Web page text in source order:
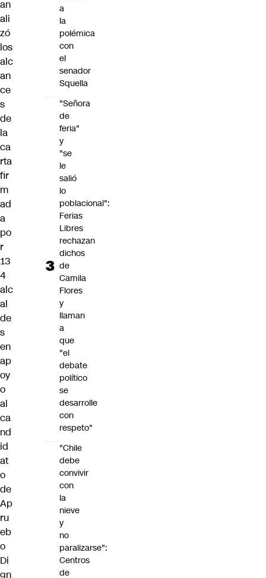
an
ali
zó
los
alc
an
ce
s
de
la
ca
rta
fir
m
ad
a
po
r
13
4
alc
al
de
s
en
ap
oy
o
al
ca
nd
id
at
o
de
Ap
ru
eb
o
Di
gn
a
la
polémica
con
el
senador
Squella
"Señora
de
feria"
y
"se
le
salió
lo
poblacional":
Ferias
Libres
rechazan
dichos
de
Camila
Flores
y
llaman
a
que
"el
debate
político
se
desarrolle
con
respeto"
"Chile
debe
convivir
con
la
nieve
y
no
paralizarse":
Centros
de